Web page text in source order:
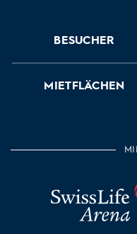
BESUCHER
MIETFLÄCHEN